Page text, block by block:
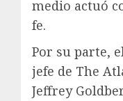
medio actuó
fe.
Por su parte,
jefe de The
Jeffrey